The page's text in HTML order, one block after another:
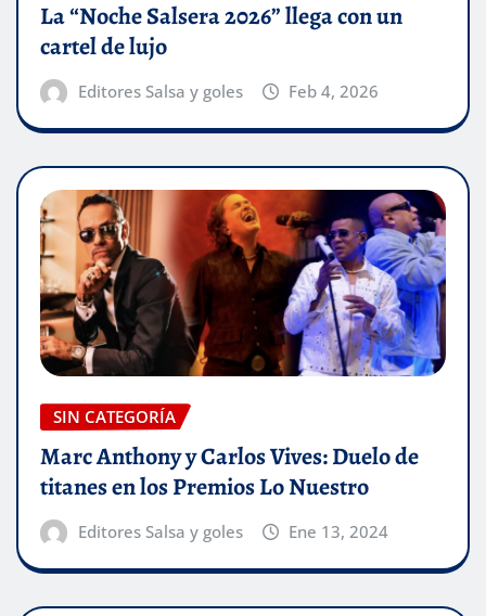
La “Noche Salsera 2026” llega con un
cartel de lujo
Editores Salsa y goles Feb 4, 2026
SIN CATEGORÍA
Marc Anthony y Carlos Vives: Duelo de
titanes en los Premios Lo Nuestro
Editores Salsa y goles Ene 13, 2024